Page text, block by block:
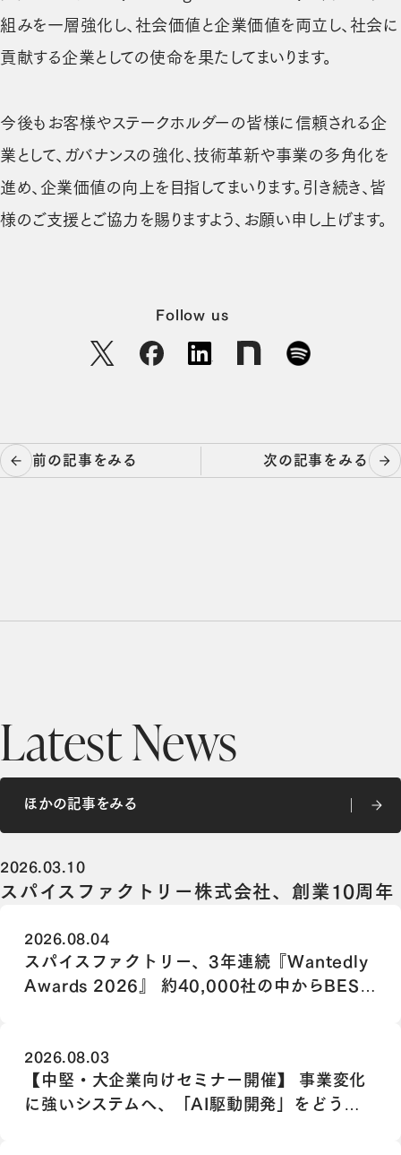
組みを一層強化し、社会価値と企業価値を両立し、社会に
貢献する企業としての使命を果たしてまいります。
今後もお客様やステークホルダーの皆様に信頼される企
業として、ガバナンスの強化、技術革新や事業の多角化を
進め、企業価値の向上を目指してまいります。引き続き、皆
様のご支援とご協力を賜りますよう、お願い申し上げます。
Follow us
投
稿
ナ
ビ
前の記事をみる 次の記事をみる
Latest News
ほかの記事をみる
2026.03.10
スパイスファクトリー株式会社、創業10周年
2026.08.04
スパイスファクトリー、3年連続『Wantedly
Awards 2026』 約40,000社の中からBEST
2026.08.03
【中堅・大企業向けセミナー開催】 事業変化
に強いシステムへ、「AI駆動開発」をどう組